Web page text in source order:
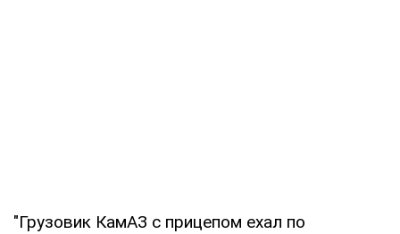
"Грузовик КамАЗ с прицепом ехал по